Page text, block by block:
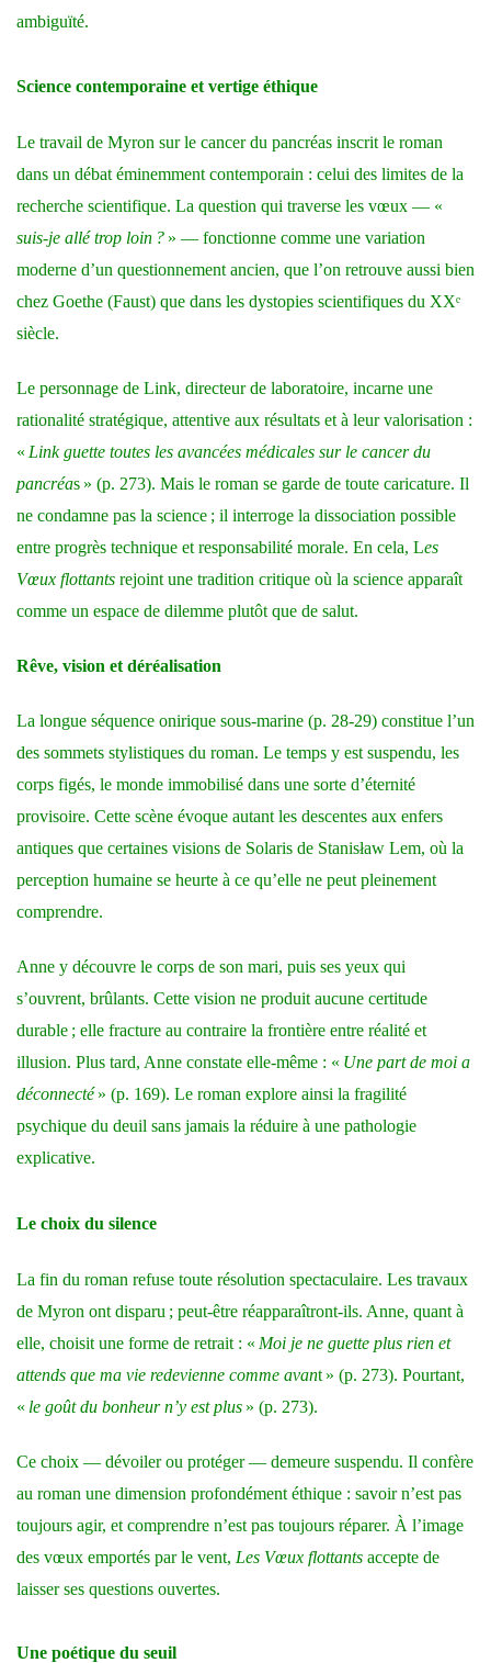
ambiguïté.
Science contemporaine et vertige éthique
Le travail de Myron sur le cancer du pancréas inscrit le roman
dans un débat éminemment contemporain : celui des limites de la
recherche scientifique. La question qui traverse les vœux — «
suis-je allé trop loin ? » — fonctionne comme une variation
moderne d’un questionnement ancien, que l’on retrouve aussi bien
chez Goethe (Faust) que dans les dystopies scientifiques du XXᵉ
siècle.
Le personnage de Link, directeur de laboratoire, incarne une
rationalité stratégique, attentive aux résultats et à leur valorisation :
« Link guette toutes les avancées médicales sur le cancer du
pancréas » (p. 273). Mais le roman se garde de toute caricature. Il
ne condamne pas la science ; il interroge la dissociation possible
entre progrès technique et responsabilité morale. En cela, Les
Vœux flottants rejoint une tradition critique où la science apparaît
comme un espace de dilemme plutôt que de salut.
Rêve, vision et déréalisation
La longue séquence onirique sous-marine (p. 28-29) constitue l’un
des sommets stylistiques du roman. Le temps y est suspendu, les
corps figés, le monde immobilisé dans une sorte d’éternité
provisoire. Cette scène évoque autant les descentes aux enfers
antiques que certaines visions de Solaris de Stanisław Lem, où la
perception humaine se heurte à ce qu’elle ne peut pleinement
comprendre.
Anne y découvre le corps de son mari, puis ses yeux qui
s’ouvrent, brûlants. Cette vision ne produit aucune certitude
durable ; elle fracture au contraire la frontière entre réalité et
illusion. Plus tard, Anne constate elle-même : « Une part de moi a
déconnecté» (p. 169). Le roman explore ainsi la fragilité
psychique du deuil sans jamais la réduire à une pathologie
explicative.
Le choix du silence
La fin du roman refuse toute résolution spectaculaire. Les travaux
de Myron ont disparu ; peut-être réapparaîtront-ils. Anne, quant à
elle, choisit une forme de retrait : « Moi je ne guette plus rien et
attends que ma vie redevienne comme avant » (p. 273). Pourtant,
« le goût du bonheur n’y est plus » (p. 273).
Ce choix — dévoiler ou protéger — demeure suspendu. Il confère
au roman une dimension profondément éthique : savoir n’est pas
toujours agir, et comprendre n’est pas toujours réparer. À l’image
des vœux emportés par le vent, Les Vœux flottants accepte de
laisser ses questions ouvertes.
Une poétique du seuil